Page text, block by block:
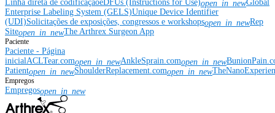
Linha direta de codificaçãoeDFUs (Instructions for Use)open_in_newGlobal
Enterprise Labeling System (GELS)Unique Device Identifier
(UDI)Solicitações de exposições, congressos e workshopsopen_in_newRep
Siteopen_in_newThe Arthrex Surgeon App
Paciente
Paciente - Página
inicialACLTear.comopen_in_newAnkleSprain.comopen_in_new
Patientopen_in_newShoulderReplacement.comopen_in_new
Empregos
Empregosopen_in_new